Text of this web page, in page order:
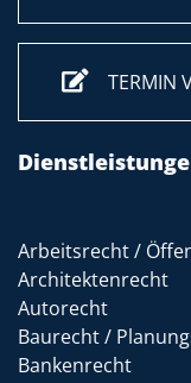
TERMIN
Arbeitsrecht /
Architektenrecht
Autorecht
Baurecht /
Bankenrecht